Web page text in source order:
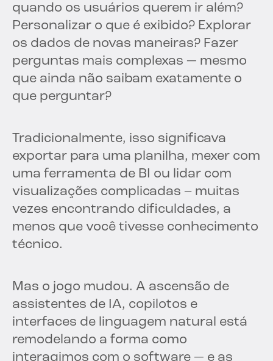
quando os usuários querem ir além?
Personalizar o que é exibido? Explorar
os dados de novas maneiras? Fazer
perguntas mais complexas — mesmo
que ainda não saibam exatamente o
que perguntar?
Tradicionalmente, isso significava
exportar para uma planilha, mexer com
uma ferramenta de BI ou lidar com
visualizações complicadas – muitas
vezes encontrando dificuldades, a
menos que você tivesse conhecimento
técnico.
Mas o jogo mudou. A ascensão de
assistentes de IA, copilotos e
interfaces de linguagem natural está
remodelando a forma como
interagimos com o software — e as